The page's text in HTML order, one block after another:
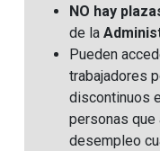
NO hay
de la
Pueden
trabajadores
discontinuos
personas que
desempleo